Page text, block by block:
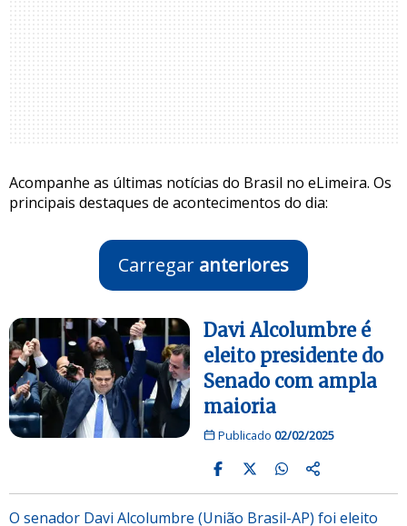
Acompanhe as últimas notícias do Brasil no eLimeira. Os
principais destaques de acontecimentos do dia:
Carregar anteriores
Davi Alcolumbre é
eleito presidente do
Senado com ampla
maioria
Publicado 02/02/2025
O senador Davi Alcolumbre (União Brasil-AP) foi eleito